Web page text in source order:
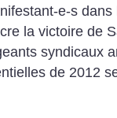
e-s
la victoire de
syndicaux
de 2012